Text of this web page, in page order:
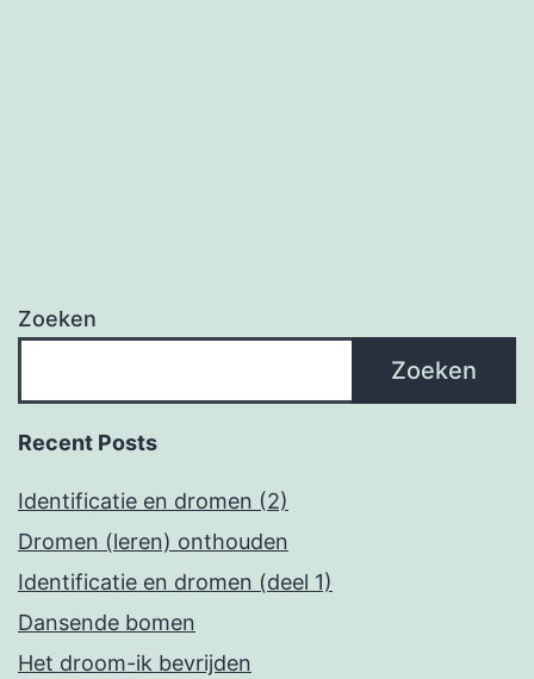
Zoeken
Zoeken
Recent Posts
Identificatie en dromen (2)
Dromen (leren) onthouden
Identificatie en dromen (deel 1)
Dansende bomen
Het droom-ik bevrijden